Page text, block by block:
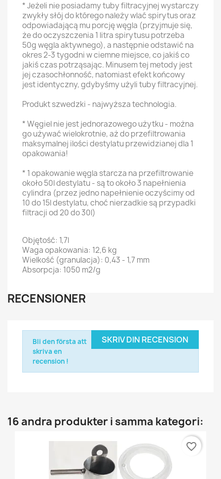
* Jeżeli nie posiadamy tuby filtracyjnej wystarczy
zwykły słój do którego należy wlać spirytus oraz
odpowiadającą mu porcję węgla (przyjmuje się,
że do oczyszczenia 1 litra spirytusu potrzeba
50g węgla aktywnego), a następnie odstawić na
okres 2-3 tygodni w ciemne miejsce, co jakiś co
jakiś czas potrząsając. Minusem tej metody jest
jej czasochłonność, natomiast efekt końcowy
jest identyczny, gdybyśmy użyli tuby filtracyjnej.
Produkt szwedzki - najwyższa technologia.
* Węgiel nie jest jednorazowego użytku - można
go używać wielokrotnie, aż do przefiltrowania
maksymalnej ilości destylatu przewidzianej dla 1
opakowania!
* 1 opakowanie węgla starcza na przefiltrowanie
około 50l destylatu - są to około 3 napełnienia
cylindra (przez jedno napełnienie oczyścimy od
10 do 15l destylatu, choć nierzadkie są przypadki
filtracji od 20 do 30l)
Objętość: 1,7l
Waga opakowania: 12,6 kg
Wielkość (granulacja): 0,43 - 1,7 mm
Absorpcja: 1050 m2/g
RECENSIONER
SKRIV DIN RECENSION
Bli den första att
skriva en
recension !
16 andra produkter i samma kategori:
favorite_border